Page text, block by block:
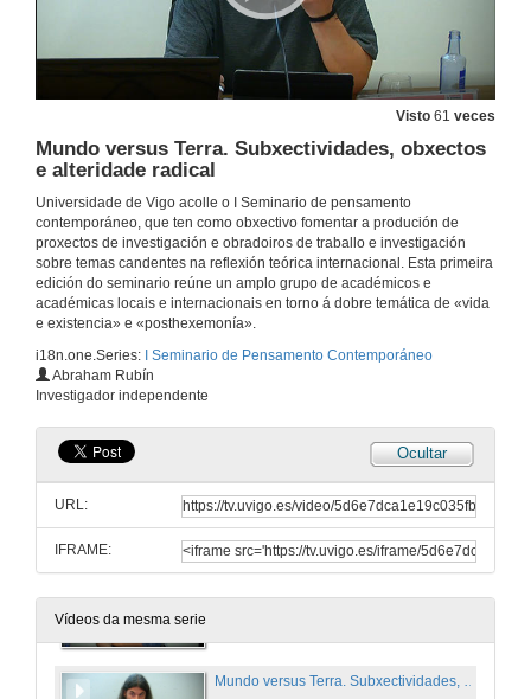
Visto 61 veces
Mundo versus Terra. Subxectividades, obxectos
e alteridade radical
Universidade de Vigo acolle o I Seminario de pensamento
contemporáneo, que ten como obxectivo fomentar a produción de
proxectos de investigación e obradoiros de traballo e investigación
sobre temas candentes na reflexión teórica internacional. Esta primeira
edición do seminario reúne un amplo grupo de académicos e
académicas locais e internacionais en torno á dobre temática de «vida
e existencia» e «posthexemonía».
i18n.one.Series:
I Seminario de Pensamento Contemporáneo
Abraham Rubín
Investigador independente
Ocultar
URL:
IFRAME:
Vídeos da mesma serie
A vida como erro
28 de xuño de 2019
O concepto de «verdadeira vida» e a entrada dos afectos no pensamento de Alain Badiou
Rolda de preguntas. Vida e afectos
28 de xuño de 2019
Discusión. Vida e afectos
Presentación dos compoñentes do Panel 4: Ontoología e vida
29 de xuño de 2019
02 garet.mp4